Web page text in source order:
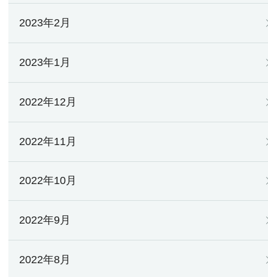
2023年2月
2023年1月
2022年12月
2022年11月
2022年10月
2022年9月
2022年8月